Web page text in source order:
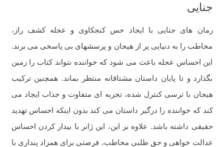
جنایی
رمان های جنایی با ایجاد حس کنجکاوی و عجله کشف راز،
مخاطب را به دنیایی پر از هیجان و پرسشهای بی پاسخی می برند.
این احساس عجله باعث می شود که خواننده نتواند کتاب را زمین
بگذارد و تا پایان داستان مشتاقانه منتظر بماند. همچنین ترکیب
هیجان با ترسی کنترل شده، تجربه ای متفاوت و جذاب ایجاد می
کند که خواننده را درگیر داستان می کند بدون اینکه احساس تهدید
حقیقی داشته باشد. علاوه بر این، این ژانر با بیدار کردن احساس
عدالت خواهی و حق طلبی مخاطب، فرصتی برای همزاد پنداری با